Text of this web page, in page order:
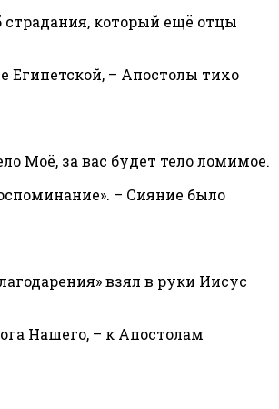
страдания, который ещё отцы
Египетской, – Апостолы тихо
Моё, за вас будет тело ломимое.
– Сияние было
взял в руки Иисус
Нашего, – к Апостолам